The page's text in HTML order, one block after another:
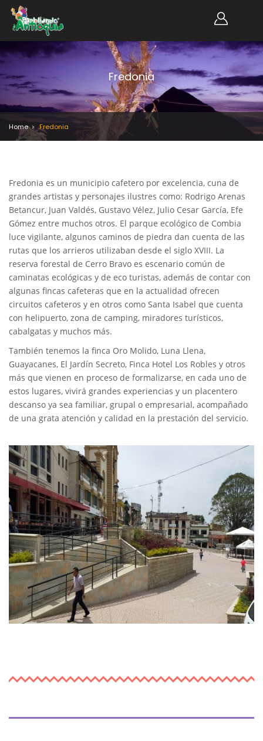
Fredonia
Home Fredonia
Fredonia es un municipio cafetero por excelencia, cuna de
grandes artistas y personajes ilustres como: Rodrigo Arenas
Betancur, Juan Valdés, Gustavo Vélez, Julio Cesar García, Efe
Gómez entre muchos otros. El parque ecológico de Combia
luce vigilante, algunos caminos de piedra dan cuenta de las
rutas que los arrieros utilizaban desde el siglo XVIII. La
reserva forestal de Cerro Bravo es escenario común de
caminatas ecológicas y de eco turistas, además de contar con
algunas fincas cafeteras que en la actualidad ofrecen
circuitos cafeteros y en otros como Santa Isabel que cuenta
con helipuerto, zona de camping, miradores turísticos,
cabalgatas y muchos más.
También tenemos la finca Oro Molido, Luna Llena,
Guayacanes, El Jardín Secreto, Finca Hotel Los Robles y otros
más que vienen en proceso de formalizarse, en cada uno de
estos lugares, vivirá grandes experiencias y un placentero
descanso ya sea familiar, grupal o empresarial, acompañado
de una grata atención y calidad en la prestación del servicio.